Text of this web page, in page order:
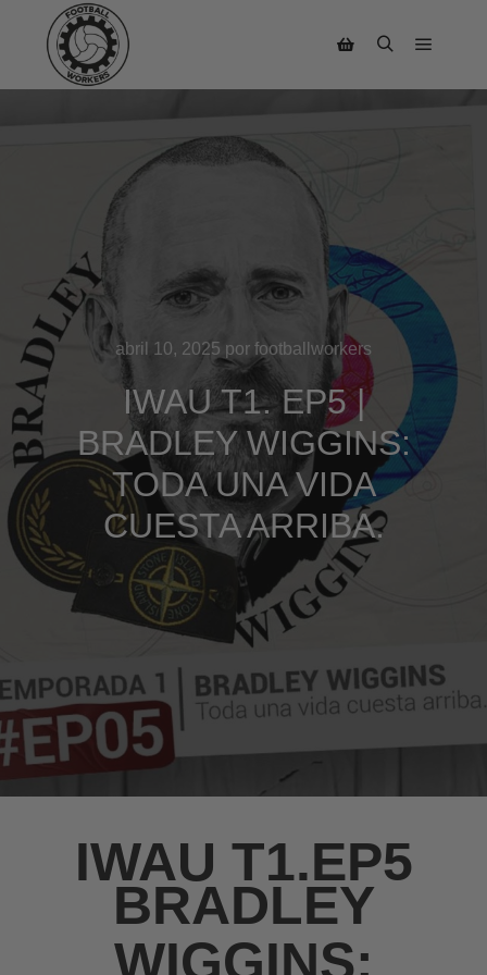
abril 10, 2025 por footballworkers
IWAU T1. EP5 |
BRADLEY WIGGINS:
TODA UNA VIDA
CUESTA ARRIBA.
IWAU T1.EP5
BRADLEY
WIGGINS: